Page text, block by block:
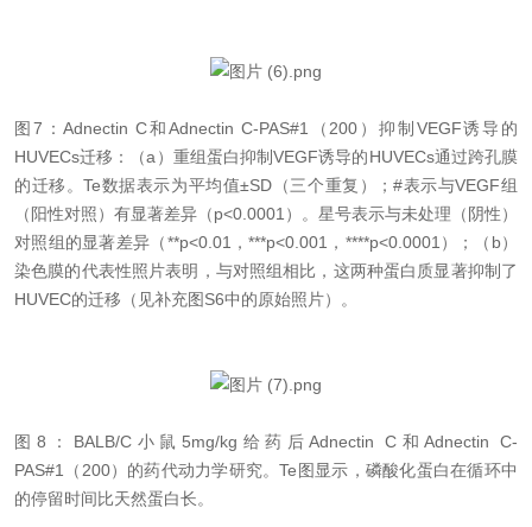
图 7：Adnectin C和Adnectin C-PAS#1（200）抑制VEGF诱导的
HUVECs迁移：（a）重组蛋白抑制VEGF诱导的HUVECs通过跨孔膜
的迁移。Te数据表示为平均值±SD（三个重复）；#表示与VEGF组
（阳性对照）有显著差异（p<0.0001）。星号表示与未处理（阴性）
对照组的显著差异（**p<0.01，***p<0.001，****p<0.0001）；（b）
染色膜的代表性照片表明，与对照组相比，这两种蛋白质显著抑制了
HUVEC的迁移（见补充图S6中的原始照片）。
图 8：BALB/C小鼠5mg/kg给药后Adnectin C和Adnectin C-
PAS#1（200）的药代动力学研究。Te图显示，磷酸化蛋白在循环中
的停留时间比天然蛋白长。